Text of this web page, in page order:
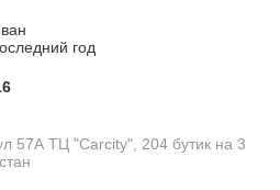
год
57А ТЦ "Carcity", 204 бутик на 3